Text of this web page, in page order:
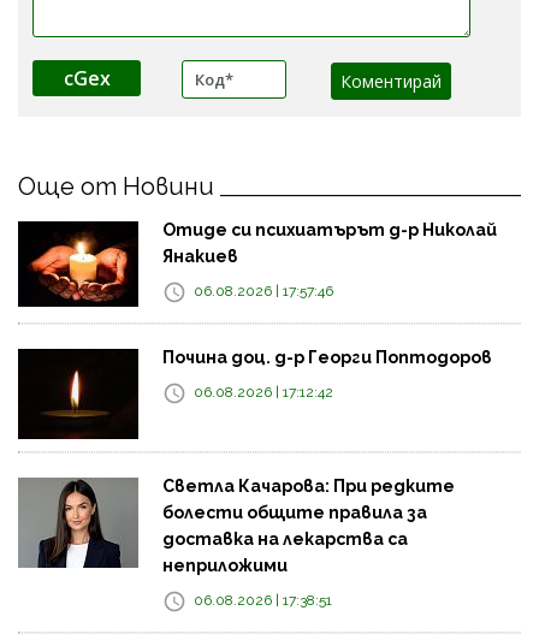
cGex
Още от Новини
Отиде си психиатърът д-р Николай
Янакиев
06.08.2026 | 17:57:46
Почина доц. д-р Георги Поптодоров
06.08.2026 | 17:12:42
Светла Качарова: При редките
болести общите правила за
доставка на лекарства са
неприложими
06.08.2026 | 17:38:51